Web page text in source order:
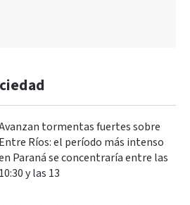
tormentas fuertes sobre
Entre Ríos: el período más intenso
Paraná se concentraría entre las
10:30 y las 13